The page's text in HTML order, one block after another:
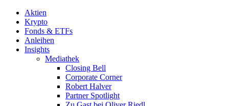
Aktien
Krypto
Fonds & ETFs
Anleihen
Insights
Mediathek
Closing Bell
Corporate Corner
Robert Halver
Partner Spotlight